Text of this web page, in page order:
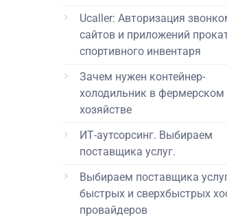
Ucaller: Авторизация
сайтов и приложений
спортивного инвентаря
Зачем нужен контейнер-
холодильник в фермерском
хозяйстве
ИТ-аутсорсинг. Выбираем
поставщика услуг.
Выбираем поставщика
быстрых и сверхбыстрых
провайдеров